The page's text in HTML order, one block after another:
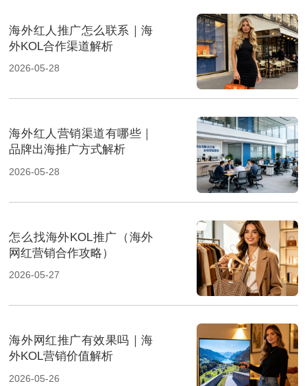
海外红人推广怎么联系｜海
外KOL合作渠道解析
2026-05-28
海外红人营销渠道有哪些｜
品牌出海推广方式解析
2026-05-28
怎么找海外KOL推广（海外
网红营销合作攻略）
2026-05-27
海外网红推广有效果吗｜海
外KOL营销价值解析
2026-05-26